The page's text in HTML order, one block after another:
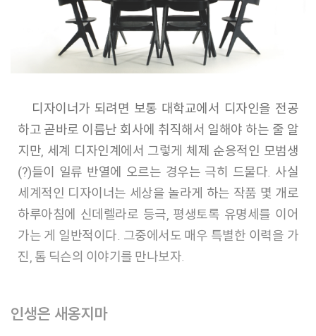
디자이너가 되려면 보통 대학교에서 디자인을 전공
하고 곧바로 이름난 회사에 취직해서 일해야 하는 줄 알
지만, 세계 디자인계에서 그렇게 체제 순응적인 모범생
(?)들이 일류 반열에 오르는 경우는 극히 드물다. 사실
세계적인 디자이너는 세상을 놀라게 하는 작품 몇 개로
하루아침에 신데렐라로 등극, 평생토록 유명세를 이어
가는 게 일반적이다. 그중에서도 매우 특별한 이력을 가
진, 톰 딕슨의 이야기를 만나보자.
인생은 새옹지마